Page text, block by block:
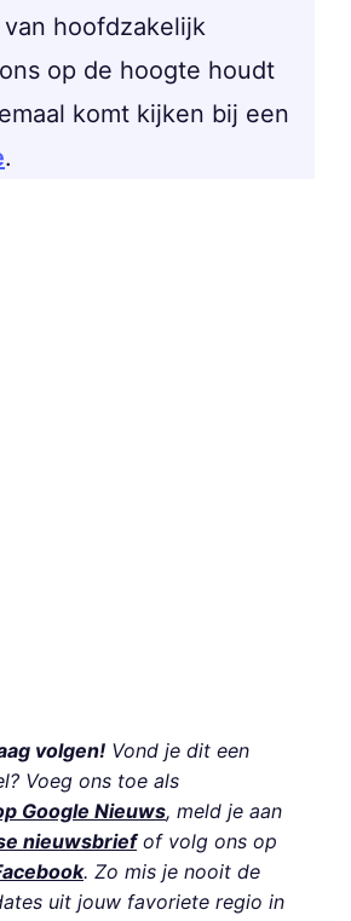
hoofdzakelijk
op de hoogte houdt
komt kijken bij een
.
volgen! Vond je dit een
Voeg ons toe als
Google Nieuws, meld je aan
nieuwsbriefof volg ons op
. Zo mis je nooit de
uit jouw favoriete regio in